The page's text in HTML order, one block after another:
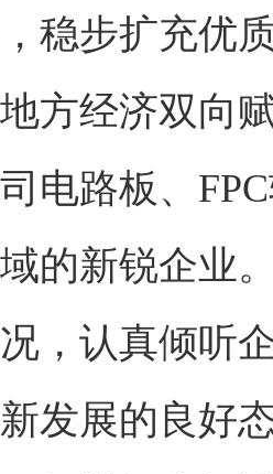
稳步扩充优
方经济双向
电路板、
的新锐企业
，认真倾听
发展的良好